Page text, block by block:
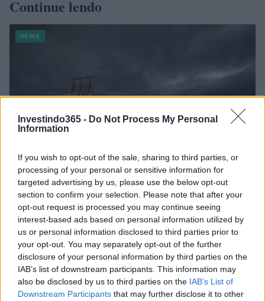
Investindo365 - Do Not Process My Personal
Information
If you wish to opt-out of the sale, sharing to third parties, or
processing of your personal or sensitive information for
targeted advertising by us, please use the below opt-out
section to confirm your selection. Please note that after your
opt-out request is processed you may continue seeing
interest-based ads based on personal information utilized by
us or personal information disclosed to third parties prior to
your opt-out. You may separately opt-out of the further
disclosure of your personal information by third parties on the
IAB’s list of downstream participants. This information may
also be disclosed by us to third parties on the IAB’s List of
Downstream Participants that may further disclose it to other
Continue lendo
NEWS
Como as concessionárias de energia estão se adaptando aos
impactos das mudanças climáticas